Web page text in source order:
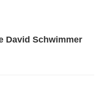
David Schwimmer